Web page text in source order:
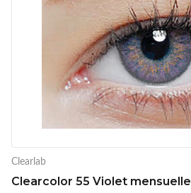
Clearlab
Clearcolor 55 Violet mensuelle